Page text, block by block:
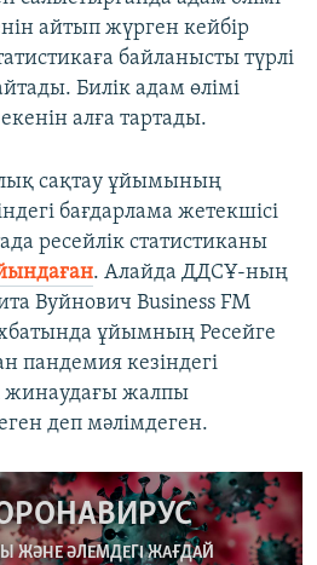
айтып жүрген кейбір
байланысты түрлі
Билік адам өлімі
алға тартады.
сақтау ұйымының
бағдарлама жетекшісі
ресейлік статистиканы
. Алайда ДДСҰ-ның
Вуйнович Business FM
ұйымның Ресейге
пандемия кезіндегі
жинаудағы жалпы
деп мәлімдеген.
ЖӘНЕ ӘЛЕМДЕГІ ЖАҒДАЙ